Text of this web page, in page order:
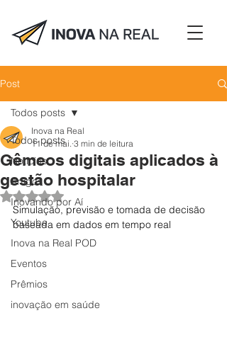
Post
Todos posts
Notícias
Artigos
Inovando por Aí
Youtube
Inova na Real POD
Eventos
Prêmios
inovação em saúde
Todos posts
Gêmeos digitais aplicados à
gestão hospitalar
Inova na Real
11 de mai. 3 min de leitura
Avaliado com NaN de 5 estrelas.
Simulação, previsão e tomada de decisão
baseada em dados em tempo real